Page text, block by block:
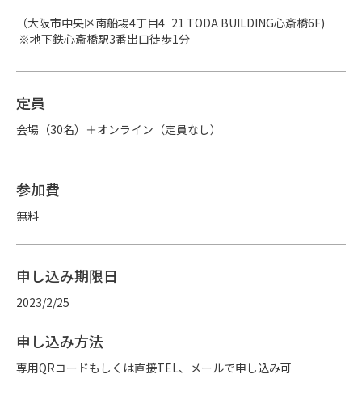
（大阪市中央区南船場4丁目4−21 TODA BUILDING心斎橋6F)
※地下鉄心斎橋駅3番出口徒歩1分
定員
会場（30名）＋オンライン（定員なし）
参加費
無料
申し込み期限日
2023/2/25
申し込み方法
専用QRコードもしくは直接TEL、メールで申し込み可